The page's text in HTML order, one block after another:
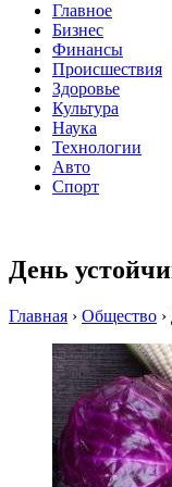
Главное
Бизнес
Финансы
Происшествия
Здоровье
Культура
Наука
Технологии
Авто
Спорт
День
Главная › Общество ›